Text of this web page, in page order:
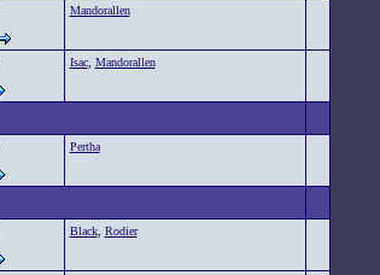
Mandorallen
Isac, Mandorallen
Pertha
Black, Rodier